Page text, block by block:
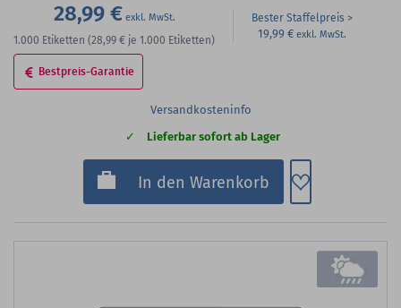
28,99 €
1.000 Etiketten (28,99 € je 1.000 Etiketten)
Bester Staffelpreis
19,99 €
Bestpreis-Garantie
Versandkosteninfo
Lieferbar sofort ab Lager
In den Warenkorb Zum